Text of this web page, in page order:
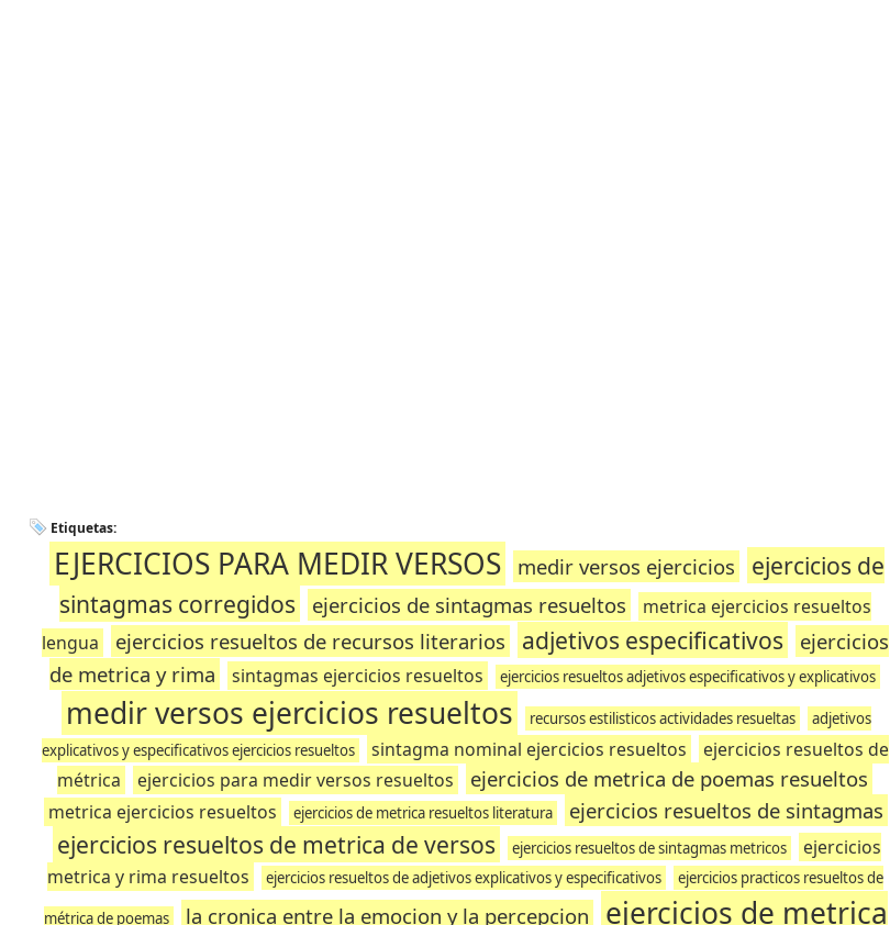
Etiquetas:
EJERCICIOS PARA MEDIR VERSOS medir versos ejercicios
ejercicios de
sintagmas corregidos
ejercicios de sintagmas resueltos
metrica ejercicios resueltos
lengua
ejercicios resueltos de recursos literarios adjetivos especificativos
ejercicios
de metrica y rima
sintagmas ejercicios resueltos ejercicios resueltos adjetivos especificativos y explicativos
medir versos ejercicios resueltos recursos estilisticos actividades resueltas
adjetivos
explicativos y especificativos ejercicios resueltos
sintagma nominal ejercicios resueltos
ejercicios resueltos de
métrica
ejercicios para medir versos resueltos ejercicios de metrica de poemas resueltos
metrica ejercicios resueltos ejercicios de metrica resueltos literatura ejercicios resueltos de sintagmas
ejercicios resueltos de metrica de versos ejercicios resueltos de sintagmas metricos
ejercicios
metrica y rima resueltos
ejercicios resueltos de adjetivos explicativos y especificativos ejercicios practicos resueltos de
métrica de poemas la cronica entre la emocion y la percepcion ejercicios de metrica